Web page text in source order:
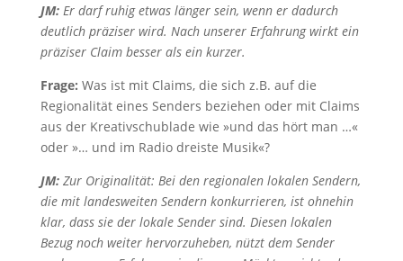
JM:Er darf ruhig etwas länger sein, wenn er dadurch
deutlich präziser wird. Nach unserer Erfahrung wirkt ein
präziser Claim besser als ein kurzer.
Frage: Was ist mit Claims, die sich z.B. auf die
Regionalität eines Senders beziehen oder mit Claims
aus der Kreativschublade wie »und das hört man …«
oder »… und im Radio dreiste Musik«?
JM:Zur Originalität: Bei den regionalen lokalen Sendern,
die mit landesweiten Sendern konkurrieren, ist ohnehin
klar, dass sie der lokale Sender sind. Diesen lokalen
Bezug noch weiter hervorzuheben, nützt dem Sender